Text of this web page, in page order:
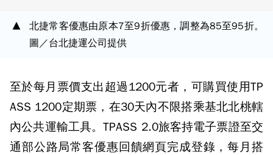
北捷常客優惠由原本7至9折優惠，調整為85至95折。
圖／台北捷運公司提供
至於每月票價支出超過1200元者，可購買使用TP
ASS 1200定期票，在30天內不限搭乘基北北桃轄
內公共運輸工具。TPASS 2.0旅客持電子票證至交
通部公路局常客優惠回饋網頁完成登錄，每月搭